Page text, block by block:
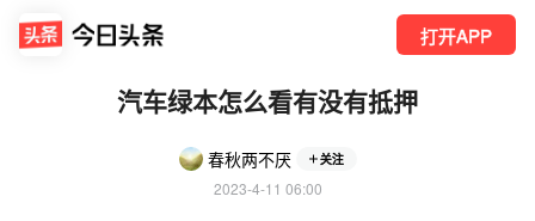
打开APP
汽车绿本怎么看有没有抵押
春秋两不厌 关注
2023-4-11 06:00